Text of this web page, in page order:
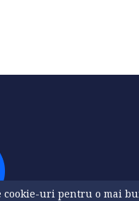
cookie-uri pentru o mai